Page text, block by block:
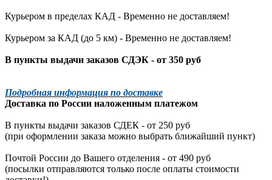
Курьером в пределах КАД - Временно не доставляем!
Курьером за КАД (до 5 км) - Временно не доставляем!
В пункты выдачи заказов СДЭК - от 350 руб
Подробная информация по доставке
Доставка по России наложенным платежом
В пункты выдачи заказов СДЕК - от 250 руб
(при оформлении заказа можно выбрать ближайший пункт)
Почтой России до Вашего отделения - от 490 руб
(посылки отправляются только после оплаты стоимости